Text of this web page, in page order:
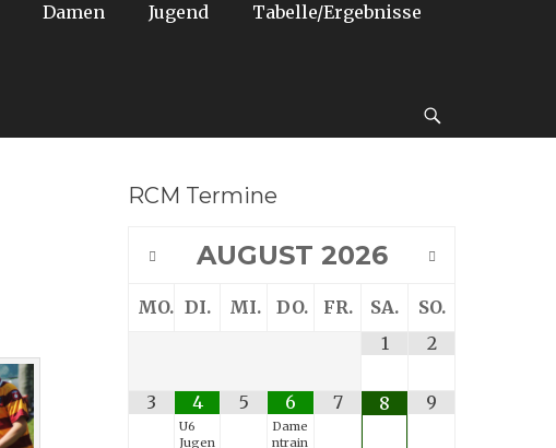
Damen Jugend Tabelle/Ergebnisse
RCM Termine
AUGUST 2026
MO. DI. MI. DO. FR. SA.
SO.
1
2
3 4
U6
Jugen
5 6
Dame
ntrain
7 8 9